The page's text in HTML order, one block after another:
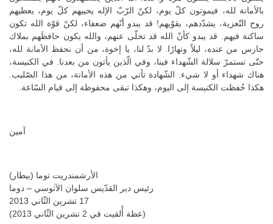
بالأمانة لله، فيموتون كلّ يوم، لكنّ الرّبّ الإله يحييهم كلّ يوم، يعطيهم
روح التّعزية، يشدّدهم، يقوّيهم! قد يبدو أنّهم ضعفاء، لكنّ قوّة الله تكون
ساكنة فيهم. قد يبدو كأنّ الله قد تخلّى عنهم، والله يكون حافظَهم بملاك
حارس من عنده، ليلاً ونهارًا. لا بدّ لنا، يا إخوة، من أن نحفظ الأمانة لله،
حتّى تستمرّ سلالة الشّهداء فينا، وفي الّذين يأتون من بعدنا. في الكنيسة،
هناك شهداء أو لا شيء. الشّهادة تأتي من هذه الأمانة، من هذا الصّليب.
هكذا حُفظت الكنيسة إلى اليوم، وهكذا تبقى محفوظة إلى قيام السّاعة.
آمين
الأرشمندريت توما (بيطار)
رئيس دير القدّيس سلوان الآثوسي – دوما
17 تشرين الثّاني 2013
(عظة أُلقيت في 2 تشرين الثّاني 2013)